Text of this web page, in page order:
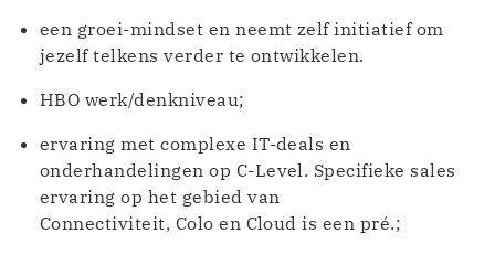
een groei-mindset en neemt zelf initiatief om
jezelf telkens verder te ontwikkelen.
HBO werk/denkniveau;
ervaring met complexe IT-deals en
onderhandelingen op C-Level. Specifieke sales
ervaring op het gebied van
Connectiviteit, Colo en Cloud is een pré.;